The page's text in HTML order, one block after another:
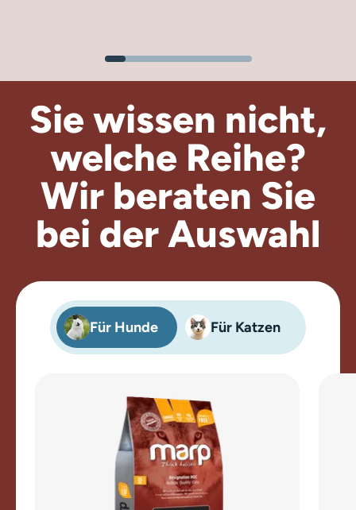
Sie wissen nicht,
welche Reihe?
Wir beraten Sie
bei der Auswahl
Für Hunde Für Katzen